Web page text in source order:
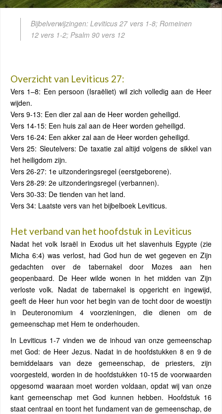
Bijbelverwijzingen: Leviticus 27 vers 1-8; Romeinen
12 vers 1-2; Psalm 90 vers 12
Overzicht van Leviticus 27:
Vers 1–8: Een persoon (Israëliet) wil zich volledig aan de Heer
wijden.
Vers 9-13: Een dier zal aan de Heer worden geheiligd.
Vers 14-15: Een huis zal aan de Heer worden geheiligd.
Vers 16-24: Een akker zal aan de Heer worden geheiligd.
Vers 25: Sleutelvers: De taxatie zal altijd volgens de sikkel van
het heiligdom zijn.
Vers 26-27: 1e uitzonderingsregel (eerstgeborene).
Vers 28-29: 2e uitzonderingsregel (verbannen).
Vers 30-33: De tienden van het land.
Vers 34: Laatste vers van het bijbelboek Leviticus.
Het verband van het hoofdstuk in Leviticus
Nadat het volk Israël in Exodus uit het slavenhuis Egypte (zie
Micha 6:4) was verlost, had God hun de wet gegeven en Zijn
gedachten over de tabernakel door Mozes aan hen
geopenbaard. De Heer wilde wonen in het midden van Zijn
verloste volk. Nadat de tabernakel is opgericht en ingewijd,
geeft de Heer hun voor het begin van de tocht door de woestijn
in Deuteronomium 4 voorzieningen, die dienen om de
gemeenschap met Hem te onderhouden.
In Leviticus 1-7 vinden we de inhoud van onze gemeenschap
met God: de Heer Jezus. Nadat in de hoofdstukken 8 en 9 de
bemiddelaars van deze gemeenschap, de priesters, zijn
voorgesteld, worden in de hoofdstukken 10-15 de voorwaarden
opgesomd waaraan moet worden voldaan, opdat wij van onze
kant gemeenschap met God kunnen hebben. Hoofdstuk 16
staat centraal en toont het fundament van de gemeenschap, de